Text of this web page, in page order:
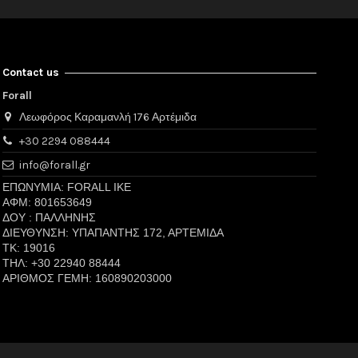
Contact us
Forall
Λεωφόρος Καραμανλή 176 Αρτέμιδα
+30 2294 088444
info@forall.gr
ΕΠΩΝΥΜΙΑ: FORALL IKE
ΑΦΜ: 801653649
ΔΟΥ : ΠΑΛΛΗΝΗΣ
ΔΙΕΥΘΥΝΣΗ: ΥΠΑΠΑΝΤΗΣ 172, ΑΡΤΕΜΙΔΑ
TK: 19016
ΤΗΛ: +30 22940 88444
ΑΡΙΘΜΟΣ ΓΕΜΗ: 160890203000